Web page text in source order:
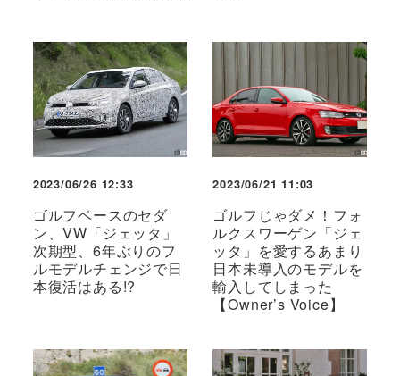
2023/06/26 12:33
ゴルフベースのセダ
ン、VW「ジェッタ」
次期型、6年ぶりのフ
ルモデルチェンジで日
本復活はある!?
2023/06/21 11:03
ゴルフじゃダメ！フォ
ルクスワーゲン「ジェ
ッタ」を愛するあまり
日本未導入のモデルを
輸入してしまった
【Owner’s Voice】